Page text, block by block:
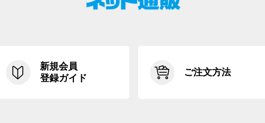
新規会員
登録ガイド
ご注文方法